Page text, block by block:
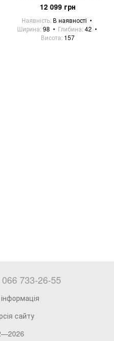
12 099 грн
Наявність В наявності
Ширина 98 Глибина 42
Висота 157
066 733-26-55
сайту